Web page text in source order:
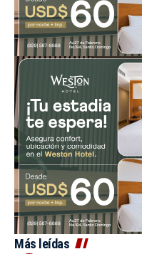
Más leídas